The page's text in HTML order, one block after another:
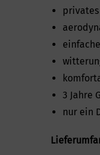
3 Jahre
nur ein